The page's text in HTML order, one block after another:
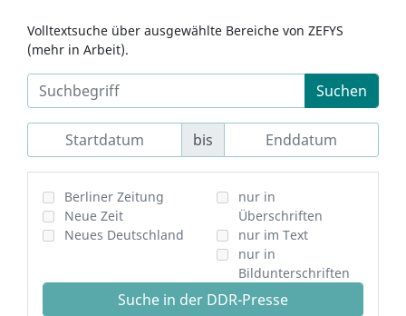
Volltextsuche über ausgewählte Bereiche von ZEFYS
(mehr in Arbeit).
Suchen
bis
Berliner Zeitung
Neue Zeit
Neues Deutschland
nur in
Überschriften
nur im Text
nur in
Bildunterschriften
Suche in der DDR-Presse